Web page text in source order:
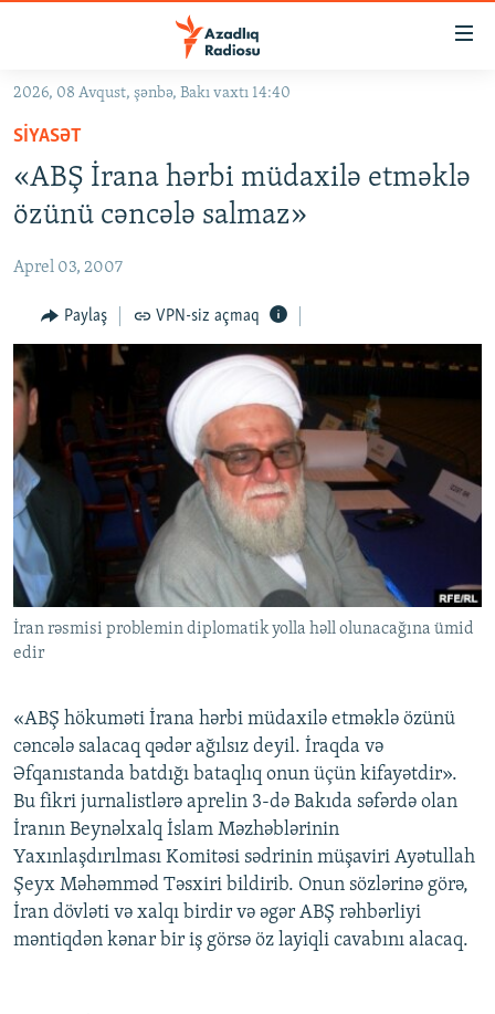
Əsas
qayıt
Əsas
naviqasiyaya
qayıt
Axtarışa
keç
GÜNDƏM
KORRUPSIOMETR
FƏRQƏ BAX
QANUNI DOĞRU
ARAŞDIRMA
MULTIMEDIA
FOTOQALEREYA
İNFOQRAFIKA
KARIKATURA
RADIO ARXIV
OXU ZALI
AZƏRBAYCAN ƏDƏBIYYATI KITABXANASI
İSLAM VƏ DEMOKRATIYA
İZ - MƏDƏNIYYƏT PROQRAMI
HAQQIMIZDA
MISSIYAMIZ
PEŞƏ ETIKASI VƏ JURNALISTIKA STANDARTLARIMIZ
MATERIALLARIMIZDAN ISTIFADƏ
AZADLIQRADIOSU MOBIL TELEFONUNUZDA
XƏBƏR BÜLLETENLƏRIMIZ
BIZI IZLƏ
RFE/RL-in bütün saytları
2026, 08 Avqust, şənbə, Bakı vaxtı 14:40
SIYASƏT
«ABŞ İrana hərbi müdaxilə etməklə
özünü cəncələ salmaz»
Aprel 03, 2007
Paylaş VPN-siz açmaq
İran rəsmisi problemin diplomatik yolla həll olunacağına ümid
edir
«ABŞ hökuməti İrana hərbi müdaxilə etməklə özünü
cəncələ salacaq qədər ağılsız deyil. İraqda və
Əfqanıstanda batdığı bataqlıq onun üçün kifayətdir».
Bu fikri jurnalistlərə aprelin 3-də Bakıda səfərdə olan
İranın Beynəlxalq İslam Məzhəblərinin
Yaxınlaşdırılması Komitəsi sədrinin müşaviri Ayətullah
Şeyx Məhəmməd Təsxiri bildirib. Onun sözlərinə görə,
İran dövləti və xalqı birdir və əgər ABŞ rəhbərliyi
məntiqdən kənar bir iş görsə öz layiqli cavabını alacaq.